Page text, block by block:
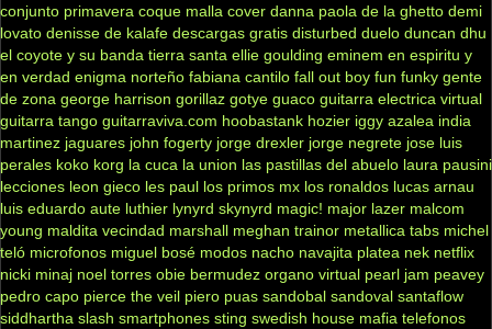
conjunto primavera coque malla cover danna paola de la ghetto demi
lovato denisse de kalafe descargas gratis disturbed duelo duncan dhu
el coyote y su banda tierra santa ellie goulding eminem en espiritu y
en verdad enigma norteño fabiana cantilo fall out boy fun funky gente
de zona george harrison gorillaz gotye guaco guitarra electrica virtual
guitarra tango guitarraviva.com hoobastank hozier iggy azalea india
martinez jaguares john fogerty jorge drexler jorge negrete jose luis
perales koko korg la cuca la union las pastillas del abuelo laura pausini
lecciones leon gieco les paul los primos mx los ronaldos lucas arnau
luis eduardo aute luthier lynyrd skynyrd magic! major lazer malcom
young maldita vecindad marshall meghan trainor metallica tabs michel
teló microfonos miguel bosé modos nacho navajita platea nek netflix
nicki minaj noel torres obie bermudez organo virtual pearl jam peavey
pedro capo pierce the veil piero puas sandobal sandoval santaflow
siddhartha slash smartphones sting swedish house mafia telefonos